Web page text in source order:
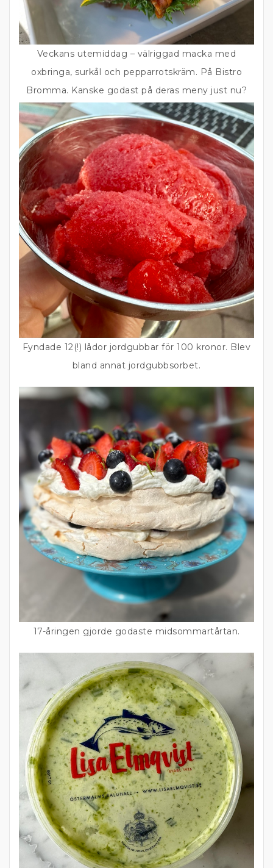
Veckans utemiddag – välriggad macka med
oxbringa, surkål och pepparrotskräm. På Bistro
Bromma. Kanske godast på deras meny just nu?
Fyndade 12(!) lådor jordgubbar för 100 kronor. Blev
bland annat jordgubbsorbet.
17-åringen gjorde godaste midsommartårtan.